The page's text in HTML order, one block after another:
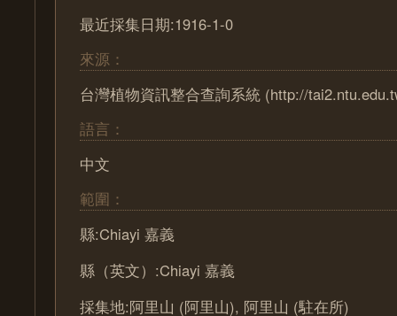
最近採集日期:1916-1-0
來源：
台灣植物資訊整合查詢系統 (http://
語言：
中文
範圍：
縣:Chiayi 嘉義
縣（英文）:Chiayi 嘉義
採集地:阿里山 (阿里山), 阿里山 (駐在所)